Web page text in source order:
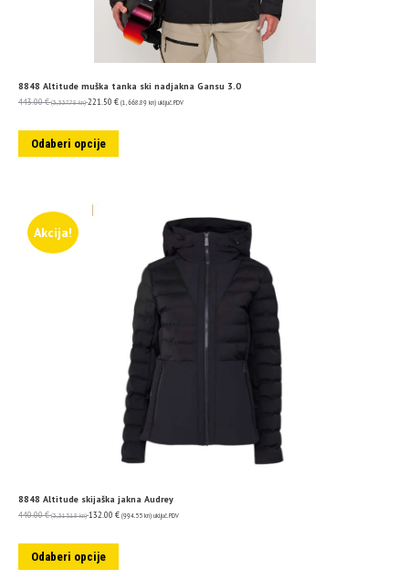
8848 Altitude muška tanka ski nadjakna Gansu 3.0
443.00€ (3,337.78 kn) 221.50 € (1,668.89 kn) uključ. PDV
Odaberi opcije
Akcija!
8848 Altitude skijaška jakna Audrey
440.00€ (3,315.18 kn) 132.00 € (994.55 kn) uključ. PDV
Odaberi opcije